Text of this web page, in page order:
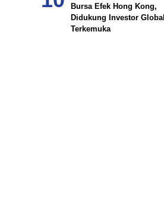
Bursa Efek Hong Kong,
Didukung Investor Global
Terkemuka